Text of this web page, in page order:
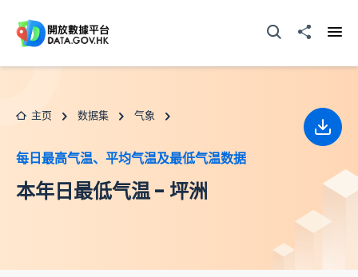
打开搜寻器分享至
主页 数据集 气象
每日最高气温、平均气温及最低气温数据
本年日最低气温 - 坪洲
下载